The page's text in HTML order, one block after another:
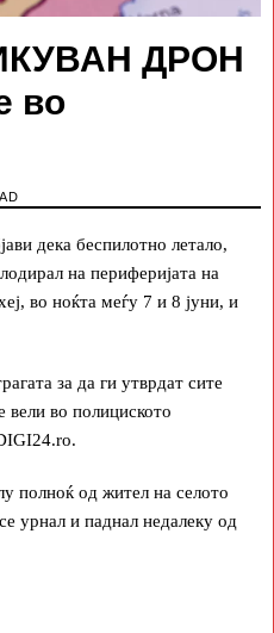
ДРОН
во
дека беспилотно летало,
на периферијата на
во ноќта меѓу 7 и 8 јуни, и
за да ги утврдат сите
вели во полициското
полноќ од жител на селото
урнал и паднал недалеку од